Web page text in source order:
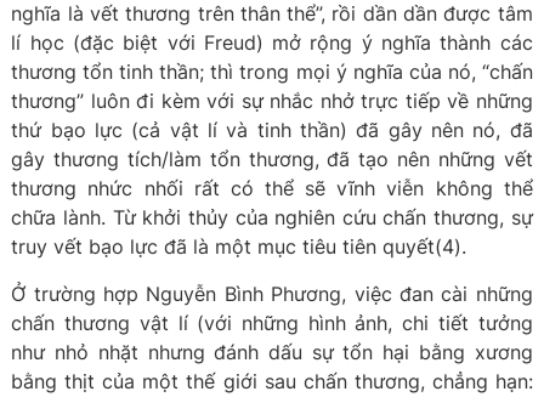
nghĩa là vết thương trên thân thể”, rồi dần dần được tâm
lí học (đặc biệt với Freud) mở rộng ý nghĩa thành các
thương tổn tinh thần; thì trong mọi ý nghĩa của nó, “chấn
thương” luôn đi kèm với sự nhắc nhở trực tiếp về những
thứ bạo lực (cả vật lí và tinh thần) đã gây nên nó, đã
gây thương tích/làm tổn thương, đã tạo nên những vết
thương nhức nhối rất có thể sẽ vĩnh viễn không thể
chữa lành. Từ khởi thủy của nghiên cứu chấn thương, sự
truy vết bạo lực đã là một mục tiêu tiên quyết(4).
Ở trường hợp Nguyễn Bình Phương, việc đan cài những
chấn thương vật lí (với những hình ảnh, chi tiết tưởng
như nhỏ nhặt nhưng đánh dấu sự tổn hại bằng xương
bằng thịt của một thế giới sau chấn thương, chẳng hạn: